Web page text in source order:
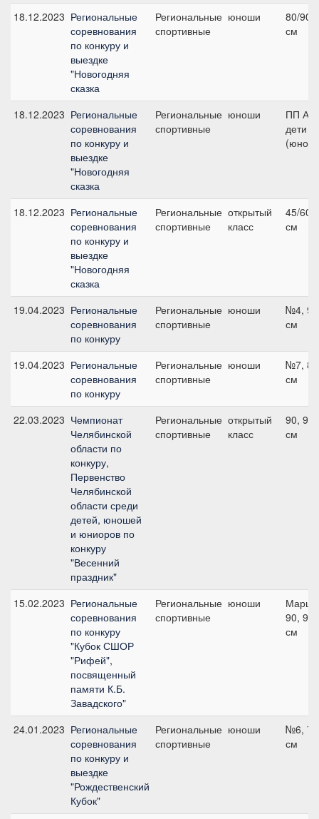
18.12.2023 Региональные
соревнования
по конкуру и
выездке
"Новогодняя
сказка
Региональные
спортивные
юноши
80/90,
см
18.12.2023 Региональные
соревнования
по конкуру и
выездке
"Новогодняя
сказка
Региональные
спортивные
юноши
ПП А,
дети
18.12.2023 Региональные
соревнования
по конкуру и
выездке
"Новогодняя
сказка
Региональные
спортивные
открытый
класс
45/60,
см
19.04.2023 Региональные
соревнования
по конкуру
Региональные
спортивные
юноши
№4, 90
см
19.04.2023 Региональные
соревнования
по конкуру
Региональные
спортивные
юноши
№7, 80
см
22.03.2023 Чемпионат
Челябинской
области по
конкуру,
Первенство
Челябинской
области среди
детей, юношей
и юниоров по
конкуру
"Весенний
праздник"
Региональные
спортивные
открытый
класс
90, 90
см
15.02.2023 Региональные
соревнования
по конкуру
"Кубок СШОР
"Рифей",
посвященный
памяти К.Б.
Завадского"
Региональные
спортивные
юноши
90, 90
см
24.01.2023 Региональные
соревнования
по конкуру и
выездке
"Рождественский
Кубок"
Региональные
спортивные
юноши
№6, 70
см